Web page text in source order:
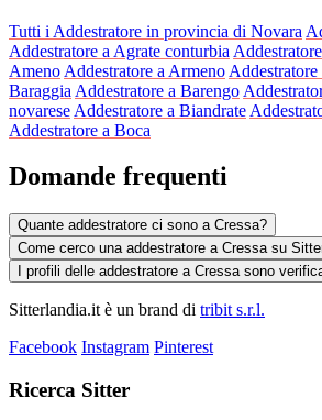
Tutti i Addestratore in provincia di Novara
Addestratore a Agrate conturbia
Ameno Addestratore a Armeno Addestratore
Baraggia Addestratore a Barengo
novarese Addestratore a Biandrate
Addestratore a Boca
Domande frequenti
Quante addestratore ci sono a Cressa?
Come cerco una addestratore a Cressa su
I profili delle addestratore a Cressa sono
Sitterlandia.it è un brand di tribit s.r.l.
Facebook Instagram Pinterest
Ricerca Sitter